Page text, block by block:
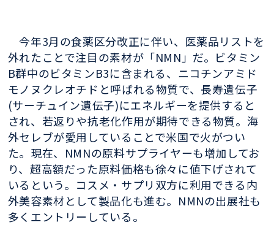
今年3月の食薬区分改正に伴い、医薬品リストを
外れたことで注目の素材が「NMN」だ。 ビタミン
B群中のビタミンB3に含まれる、ニコチンアミド
モノヌクレオチドと呼ばれる物質で、長寿遺伝子
(サーチュイン遺伝子)にエネルギーを提供すると
され、若返りや抗老化作用が期待できる物質。海
外セレブが愛用していることで米国で火がつい
た。現在、NMNの原料サプライヤーも増加してお
り、超高額だった原料価格も徐々に値下げされて
いるという。コスメ・サプリ双方に利用できる内
外美容素材として製品化も進む。NMNの出展社も
多くエントリーしている。